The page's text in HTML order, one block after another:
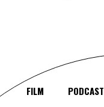
FILM PODCAST